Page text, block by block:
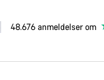
48.676 anmeldelser om